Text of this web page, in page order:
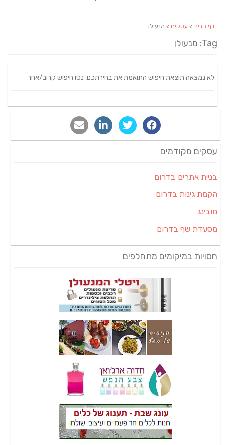
דף הבית > עסקים > מנעולן
Tag: מנעולן
לא נמצאה תוצאת חיפוש התואמת את בחירתכם, נסו חיפוש קרוב/אחר
עסקים מקודמים
בניית אתרים בדרום
הקמת גינות בדרום
מובינג
מסעדת שף בדרום
חסויות במיקומים מתחלפים